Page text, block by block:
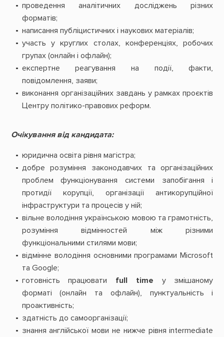
проведення аналітичних досліджень різних
форматів;
написання публіцистичних і наукових матеріалів;
участь у круглих столах, конференціях, робочих
групах (онлайн і офлайн);
експертне реагування на події, факти,
повідомлення, заяви;
виконання організаційних завдань у рамках проєктів
Центру політико-правових реформ.
Очікування від кандидата:
юридична освіта рівня магістра;
добре розуміння законодавчих та організаційних
проблем функціонування системи запобігання і
протидії корупції, організації антикорупційної
інфраструктури та процесів у ній;
вільне володіння українською мовою та грамотність,
розуміння відмінностей між різними
функціональними стилями мови;
відмінне володіння основними програмами Microsoft
та Google;
готовність працювати full time у змішаному
форматі (онлайн та офлайн), пунктуальність і
проактивність;
здатність до самоорганізації;
знання англійської мови не нижче рівня intermediate